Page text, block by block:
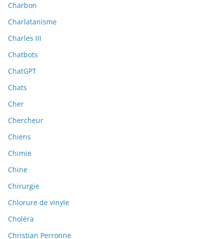
Charbon
Charlatanisme
Charles III
Chatbots
ChatGPT
Chats
Cher
Chercheur
Chiens
Chimie
Chine
Chirurgie
Chlorure de vinyle
Choléra
Christian Perronne